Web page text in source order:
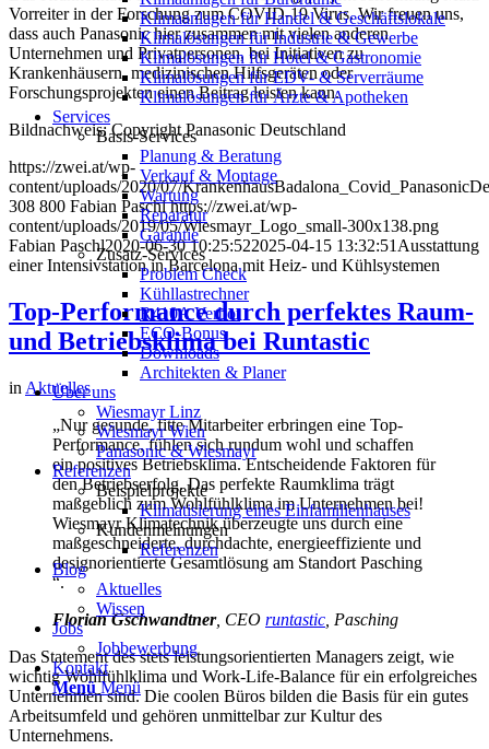
Klimaanlagen für Handel & Geschäftslokale
Klimalösungen für Industrie & Gewerbe
Klimalösungen für Hotel & Gastronomie
Klimalösungen für EDV- & Serverräume
Klimalösungen für Ärzte & Apotheken
Services
Basis-Services
Planung & Beratung
Verkauf & Montage
Wartung
Reparatur
Garantie
Zusatz-Services
Problem Check
Kühllastrechner
R410A Verbot
ECO-Bonus
Downloads
Architekten & Planer
Über uns
Wiesmayr Linz
Wiesmayr Wien
Panasonic & Wiesmayr
Referenzen
Beispielprojekte
Klimatisierung eines Einfamilienhauses
Kundenmeinungen
Referenzen
Blog
Aktuelles
Wissen
Jobs
Jobbewerbung
Kontakt
Menü Menü
Vorreiter in der Forschung zum COVID-19 Virus. Wir freuen uns,
dass auch Panasonic hier zusammen mit vielen anderen
Unternehmen und Privatpersonen, bei Initiativen zu
Krankenhäusern, medizinischen Hilfsgeräten oder
Forschungsprojekten einen Beitrag leisten kann.
Bildnachweis: Copyright Panasonic Deutschland
https://zwei.at/wp-
content/uploads/2020/07/
308 800 Fabian Paschl https://zwei.at/wp-
content/uploads/2019/05/Wiesmayr_Logo_small-300x138.png
Fabian Paschl2020-06-30 10:25:522025-04-15 13:32:51 Ausstattung
einer Intensivstation in Barcelona mit Heiz- und Kühlsystemen
Top-Performance durch perfektes Raum-
und Betriebsklima bei Runtastic
in Aktuelles
„Nur gesunde, fitte Mitarbeiter erbringen eine Top-
Performance, fühlen sich rundum wohl und schaffen
ein positives Betriebsklima. Entscheidende Faktoren für
den Betriebserfolg. Das perfekte Raumklima trägt
maßgeblich zum Wohlfühlklima im Unternehmen bei!
Wiesmayr Klimatechnik überzeugte uns durch eine
maßgeschneiderte, durchdachte, energieeffiziente und
designorientierte Gesamtlösung am Standort Pasching
“.
Florian Gschwandtner, CEO runtastic , Pasching
Das Statement des stets leistungsorientierten Managers zeigt, wie
wichtig Wohlfühlklima und Work-Life-Balance für ein erfolgreiches
Unternehmen sind. Die coolen Büros bilden die Basis für ein gutes
Arbeitsumfeld und gehören unmittelbar zur Kultur des
Unternehmens.